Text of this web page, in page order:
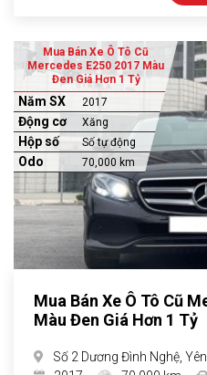
Mua Bán Xe Ô Tô Cũ
Mercedes E250 2017 Màu
Đen Giá Hơn 1 Tỷ
Năm SX 2017
Động cơ Xăng
Hộp số Số tự động
Odo 70,000 km
Mua Bán Xe Ô Tô Cũ
Màu Đen Giá Hơn 1 Tỷ
Số 2 Dương Đình Nghệ,